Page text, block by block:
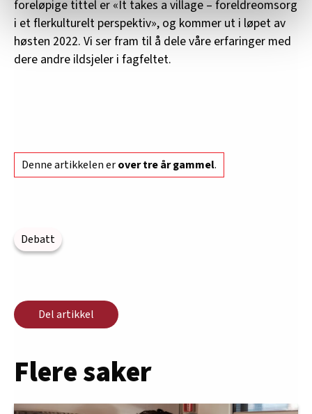
relevant innhold, tilpassede annonser og utarbeide
statistikk.
Vi deler bare informasjon om hvordan du bruker
nettstedet med LO Medias egne samarbeidspartnere
foreløpige tittel er «It takes a village – foreldreomsorg
i et flerkulturelt perspektiv», og kommer ut i løpet av
høsten 2022. Vi ser fram til å dele våre erfaringer med
dere andre ildsjeler i fagfeltet.
Denne artikkelen erover tre år gammel.
Debatt
Del artikkel
Flere saker